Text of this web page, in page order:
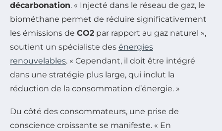
décarbonation. « Injecté dans le réseau de gaz, le
biométhane permet de réduire significativement
les émissions de CO2 par rapport au gaz naturel »,
soutient un spécialiste des énergies
renouvelables. « Cependant, il doit être intégré
dans une stratégie plus large, qui inclut la
réduction de la consommation d’énergie. »
Du côté des consommateurs, une prise de
conscience croissante se manifeste. « En